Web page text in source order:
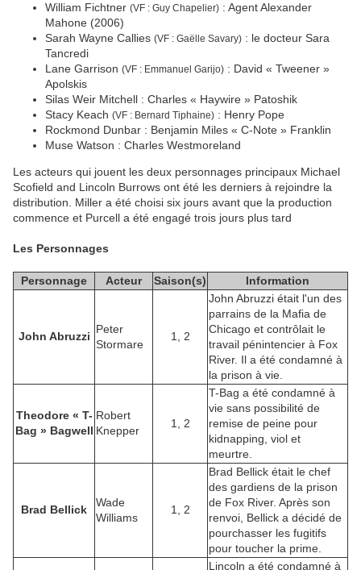
William Fichtner (VF : Guy Chapelier) : Agent Alexander
Mahone (2006)
Sarah Wayne Callies (VF : Gaëlle Savary) : le docteur Sara
Tancredi
Lane Garrison (VF : Emmanuel Garijo) : David « Tweener »
Apolskis
Silas Weir Mitchell : Charles « Haywire » Patoshik
Stacy Keach (VF : Bernard Tiphaine) : Henry Pope
Rockmond Dunbar : Benjamin Miles « C-Note » Franklin
Muse Watson : Charles Westmoreland
Les acteurs qui jouent les deux personnages principaux Michael
Scofield and Lincoln Burrows ont été les derniers à rejoindre la
distribution. Miller a été choisi six jours avant que la production
commence et Purcell a été engagé trois jours plus tard
Les Personnages
Personnage Acteur Saison(s) Information
John Abruzzi
Peter
Stormare
1, 2
John Abruzzi était l'un des
parrains de la Mafia de
Chicago et contrôlait le
travail pénintencier à Fox
River. Il a été condamné à
la prison à vie.
Theodore « T-
Bag » Bagwell
Robert
Knepper
1, 2
T-Bag a été condamné à
vie sans possibilité de
remise de peine pour
kidnapping, viol et
meurtre.
Brad Bellick
Wade
Williams
1, 2
Brad Bellick était le chef
des gardiens de la prison
de Fox River. Après son
renvoi, Bellick a décidé de
pourchasser les fugitifs
pour toucher la prime.
Lincoln a été condamné à